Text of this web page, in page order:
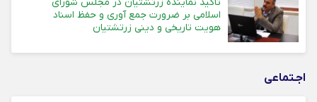
اسلامی بر ضرورت جمع آوری و حفظ اسناد
هویت تاریخی و دینی زرتشتیان
اجـتماعی